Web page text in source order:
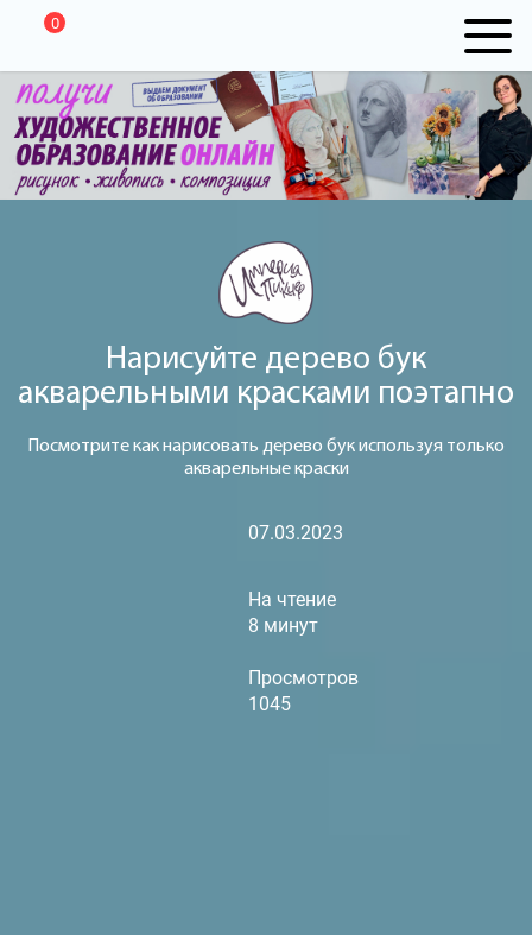
0
Нарисуйте дерево бук
акварельными красками поэтапно
Посмотрите как нарисовать дерево бук используя только
акварельные краски
07.03.2023
На чтение
8 минут
Просмотров
1045